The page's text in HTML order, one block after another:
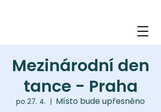
Mezinárodní den
tance - Praha
po 27. 4.
  |
Místo bude upřesněno